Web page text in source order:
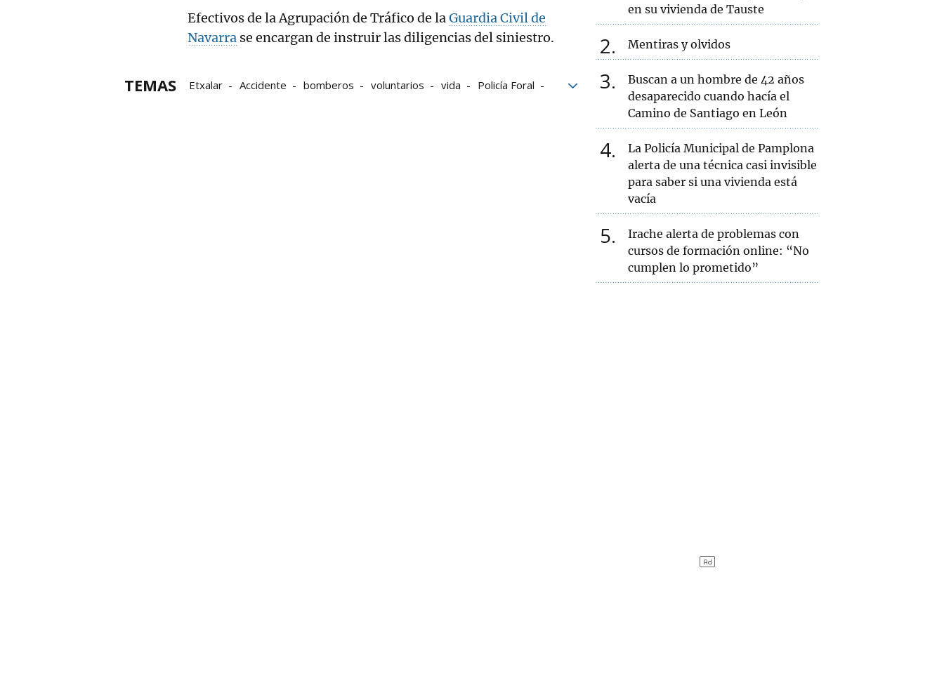
Efectivos de la Agrupación de Tráfico de laGuardia Civil de
Navarra se encargan de instruir las diligencias del siniestro.
TEMAS Etxalar Accidente bomberos voluntarios vida
Policía Foral
en su vivienda de Tauste
2 Mentiras y olvidos
3
Buscan a un hombre de 42 años
desaparecido cuando hacía el
Camino de Santiago en León
4
La Policía Municipal de Pamplona
alerta de una técnica casi invisible
para saber si una vivienda está
vacía
5
Irache alerta de problemas con
cursos de formación online: “No
cumplen lo prometido”